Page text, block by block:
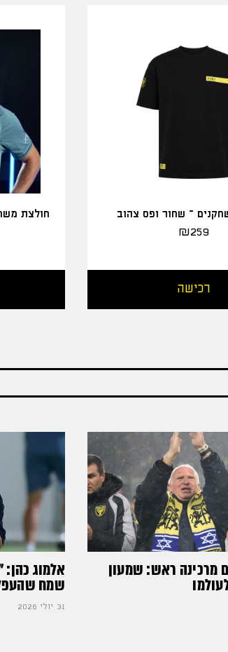
– שחור ופס צהוב
₪259
רכישה
חולצת
מרכינה ראש: שמעון אלמוג
שמח
31 יולי 2026